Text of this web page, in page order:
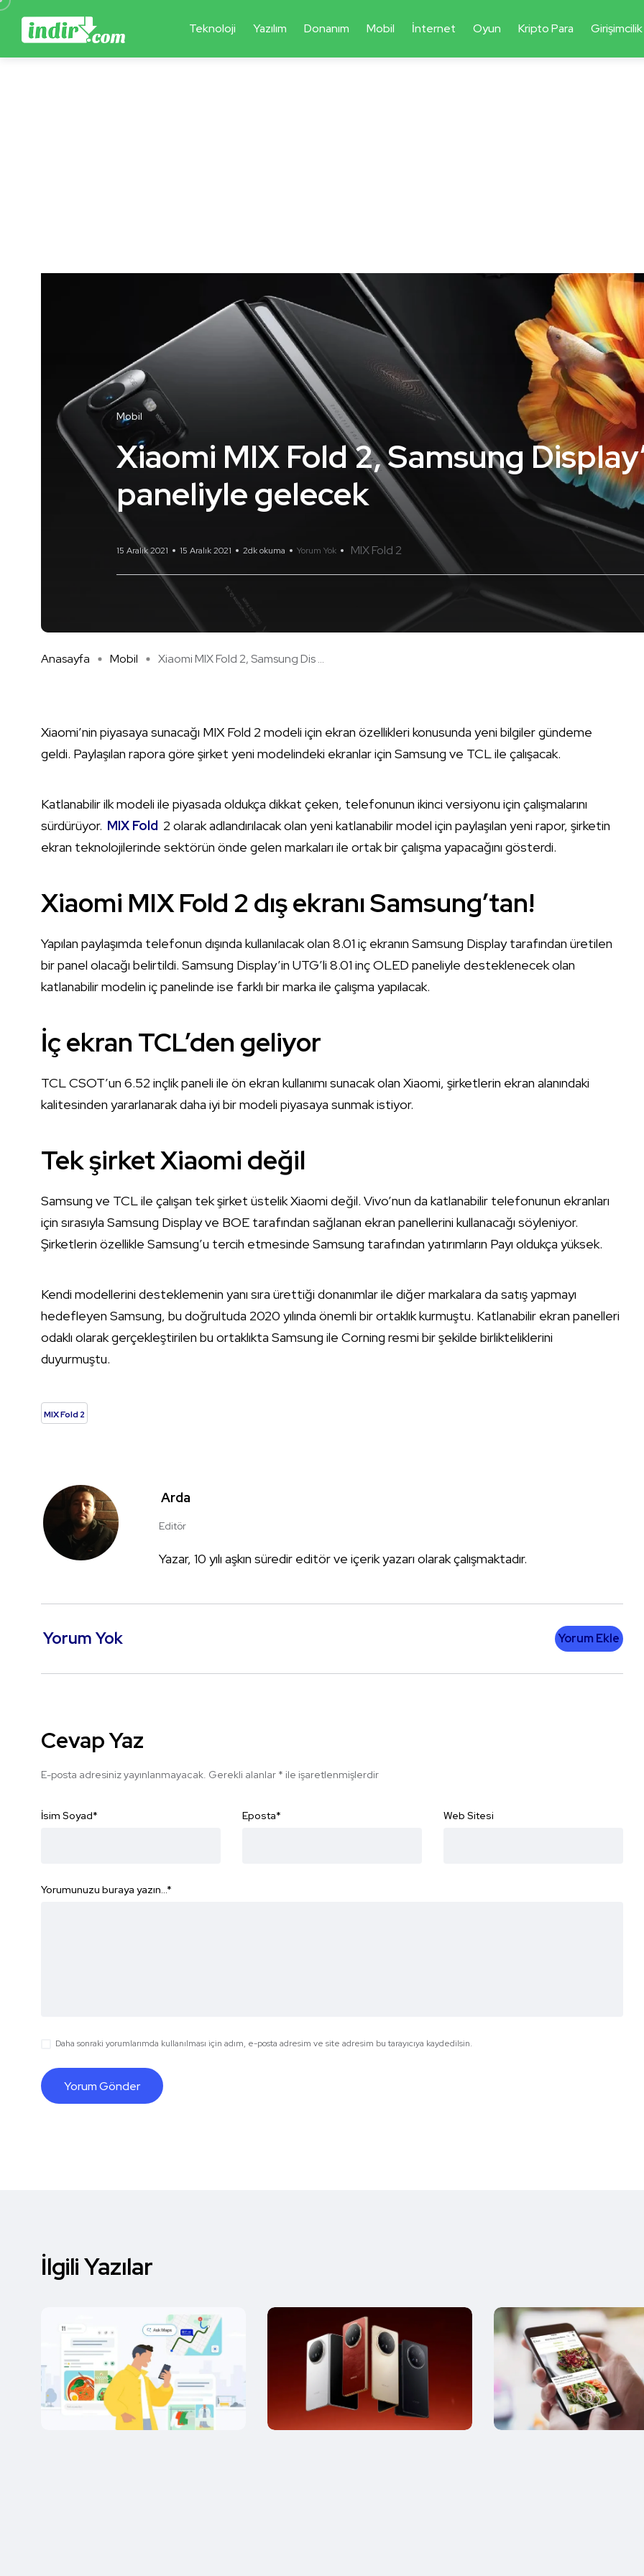
Teknoloji Yazılım Donanım Mobil İnternet Oyun Kripto Para Girişimcilik
Mobil
Xiaomi MIX Fold 2, Samsung
paneliyle gelecek
15 Aralık 2021 15 Aralık 2021 2dk okuma Yorum Yok MIX Fold 2
Anasayfa Mobil Xiaomi MIX Fold 2, Samsung Dis ...
Xiaomi’nin piyasaya sunacağı MIX Fold 2 modeli için ekran özellikleri konusunda yeni bilgiler gündeme
geldi. Paylaşılan rapora göre şirket yeni modelindeki ekranlar için Samsung ve TCL ile çalışacak.
Katlanabilir ilk modeli ile piyasada oldukça dikkat çeken, telefonunun ikinci versiyonu için çalışmalarını
sürdürüyor. MIX Fold 2 olarak adlandırılacak olan yeni katlanabilir model için paylaşılan yeni rapor, şirketin
ekran teknolojilerinde sektörün önde gelen markaları ile ortak bir çalışma yapacağını gösterdi.
Xiaomi MIX Fold 2 dış ekranı Samsung’tan!
Yapılan paylaşımda telefonun dışında kullanılacak olan 8.01 iç ekranın Samsung Display tarafından üretilen
bir panel olacağı belirtildi. Samsung Display’in UTG’li 8.01 inç OLED paneliyle desteklenecek olan
katlanabilir modelin iç panelinde ise farklı bir marka ile çalışma yapılacak.
İç ekran TCL’den geliyor
TCL CSOT’un 6.52 inçlik paneli ile ön ekran kullanımı sunacak olan Xiaomi, şirketlerin ekran alanındaki
kalitesinden yararlanarak daha iyi bir modeli piyasaya sunmak istiyor.
Tek şirket Xiaomi değil
Samsung ve TCL ile çalışan tek şirket üstelik Xiaomi değil. Vivo’nun da katlanabilir telefonunun ekranları
için sırasıyla Samsung Display ve BOE tarafından sağlanan ekran panellerini kullanacağı söyleniyor.
Şirketlerin özellikle Samsung’u tercih etmesinde Samsung tarafından yatırımların Payı oldukça yüksek.
Kendi modellerini desteklemenin yanı sıra ürettiği donanımlar ile diğer markalara da satış yapmayı
hedefleyen Samsung, bu doğrultuda 2020 yılında önemli bir ortaklık kurmuştu. Katlanabilir ekran panelleri
odaklı olarak gerçekleştirilen bu ortaklıkta Samsung ile Corning resmi bir şekilde birlikteliklerini
duyurmuştu.
MIX Fold 2
Arda
Editör
Yazar, 10 yılı aşkın süredir editör ve içerik yazarı olarak çalışmaktadır.
Yorum Yok Yorum Ekle
Cevap Yaz
E-posta adresiniz yayınlanmayacak. Gerekli alanlar * ile işaretlenmişlerdir
İsim Soyad* Eposta* Web Sitesi
Yorumunuzu buraya yazın...*
Daha sonraki yorumlarımda kullanılması için adım, e-posta adresim ve site adresim bu tarayıcıya kaydedilsin.
İlgili Yazılar